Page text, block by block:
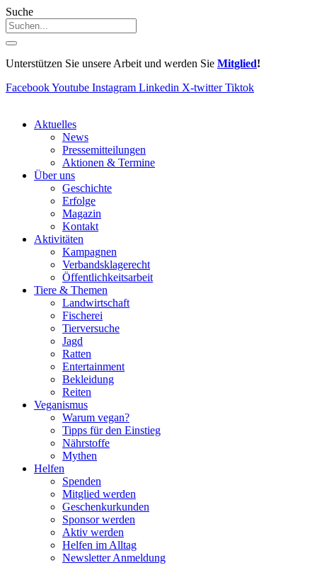
Suche
Unterstützen Sie unsere Arbeit und werden Sie Mitglied!
FacebookYoutube Instagram Linkedin X-twitter Tiktok
Aktuelles
News
Pressemitteilungen
Aktionen & Termine
Über uns
Geschichte
Erfolge
Magazin
Kontakt
Aktivitäten
Kampagnen
Verbandsklagerecht
Öffentlichkeitsarbeit
Tiere & Themen
Landwirtschaft
Fischerei
Tierversuche
Jagd
Ratten
Entertainment
Bekleidung
Reiten
Veganismus
Warum vegan?
Tipps für den Einstieg
Nährstoffe
Mythen
Helfen
Spenden
Mitglied werden
Geschenkurkunden
Sponsor werden
Aktiv werden
Helfen im Alltag
Newsletter Anmeldung